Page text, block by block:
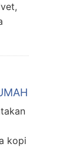
kopi